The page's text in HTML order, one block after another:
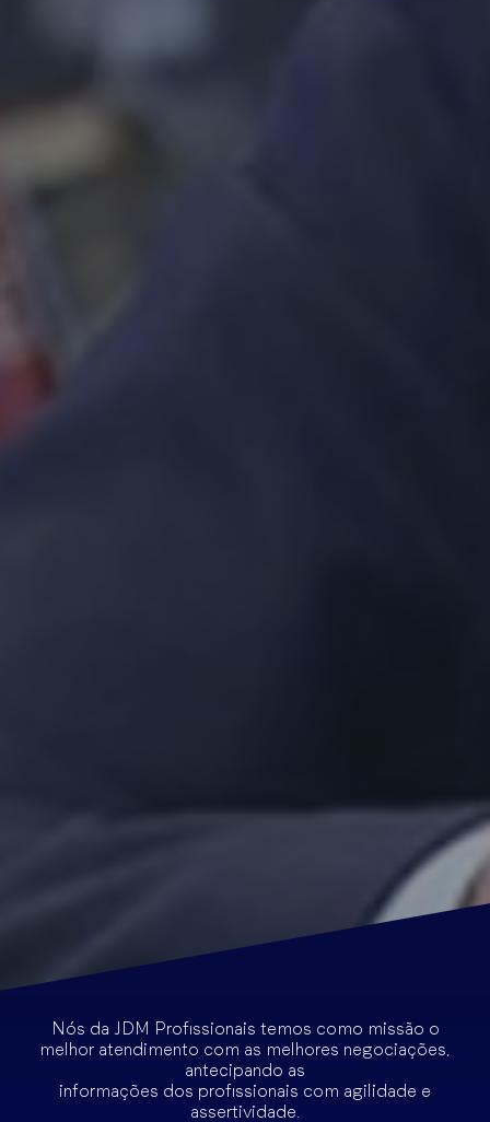
Nós da JDM Profissionais temos como missão o
melhor atendimento com as melhores negociações,
antecipando as
informações dos profissionais com agilidade e
assertividade.